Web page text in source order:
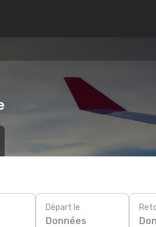
Départ le
Données